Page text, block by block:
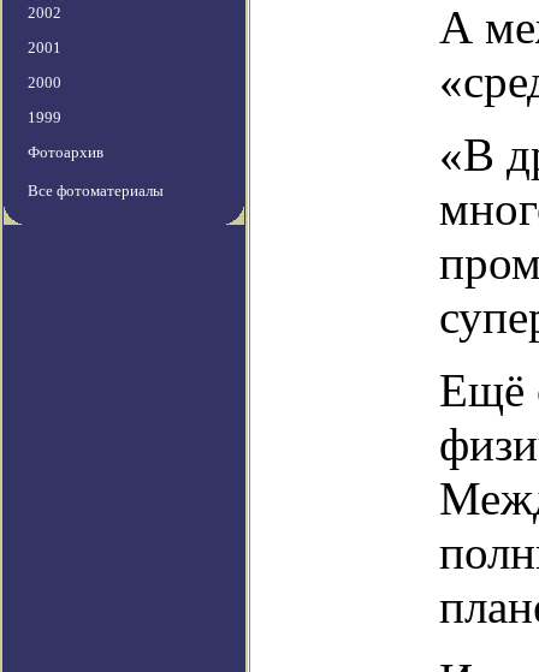
2002
2001
2000
1999
Фотоархив
Все фотоматериалы
А
«В
Ещё